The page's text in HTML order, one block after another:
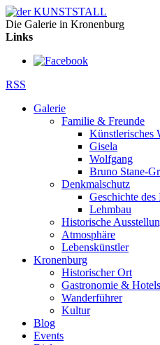
Die Galerie in Kronenburg
Links
RSS
Galerie
Familie & Freunde
Künstlerisches
Gisela
Wolfgang
Bruno Stane-
Denkmalschutz
Geschichte des
Lehmbau
Historische
Atmosphäre
Lebenskünstler
Kronenburg
Historischer Ort
Gastronomie & Hotels
Wanderführer
Kultur
Blog
Events